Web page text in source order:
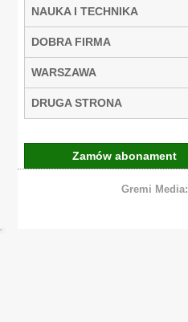
NAUKA I TECHNIKA
DOBRA FIRMA
WARSZAWA
DRUGA STRONA
Zamów abonament
Gremi Media: